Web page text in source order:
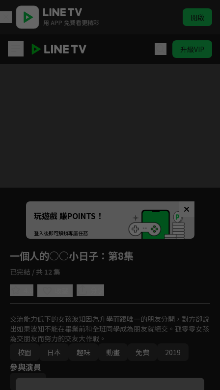
用 APP 免費看更精彩 開啟
升級VIP
Unmute
如有不便請見諒
玩遊戲 賺POINTS！
登入後即可解鎖專屬任務
一個人的○○小日子 ：第8集
已完結 / 共 12 集
交流能力低下的女孩波知因為升學而跟唯一的朋友分開，對方卻說
出如果波知不能在畢業前和全班同學成為朋友就絕交。孤零零女孩
為交朋友而努力的交友大作戰。
校園
日本 趣味 動畫 免費 2019
參與演員